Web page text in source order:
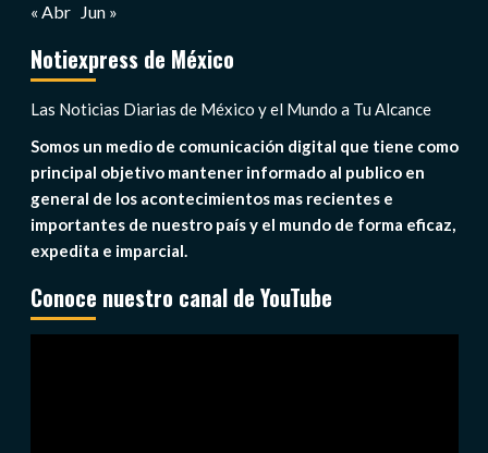
« Abr Jun »
Notiexpress de México
Las Noticias Diarias de México y el Mundo a Tu Alcance
Somos un medio de comunicación digital que tiene como
principal objetivo mantener informado al publico en
general de los acontecimientos mas recientes e
importantes de nuestro país y el mundo de forma eficaz,
expedita e imparcial.
Conoce nuestro canal de YouTube